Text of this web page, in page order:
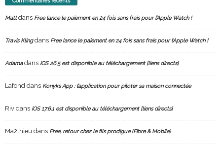
Mattdans Free lance le paiement en 24 fois sans frais pour l’Apple Watch !
Travis Klingdans Free lance le paiement en 24 fois sans frais pour l’Apple Watch !
Adamadans iOS 26.5 est disponible au téléchargement [liens directs]
Lafond dans Konyks App : l’application pour piloter sa maison connectée
Riv dans iOS 17.6.1 est disponible au téléchargement [liens directs]
Ma2thieu dans Free, retour chez le fils prodigue (Fibre & Mobile)